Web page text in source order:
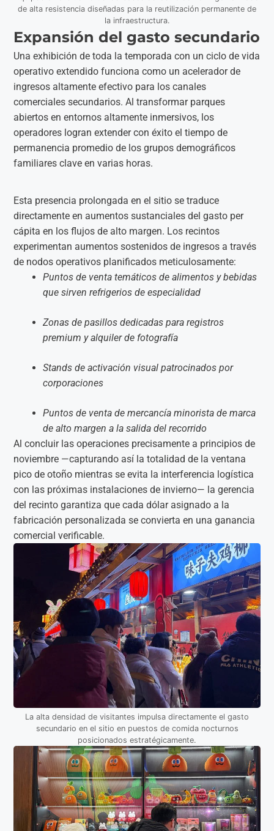
de alta resistencia diseñadas para la reutilización permanente de
la infraestructura.
Expansión del gasto secundario
Una exhibición de toda la temporada con un ciclo de vida
operativo extendido funciona como un acelerador de
ingresos altamente efectivo para los canales
comerciales secundarios. Al transformar parques
abiertos en entornos altamente inmersivos, los
operadores logran extender con éxito el tiempo de
permanencia promedio de los grupos demográficos
familiares clave en varias horas.
Esta presencia prolongada en el sitio se traduce
directamente en aumentos sustanciales del gasto per
cápita en los flujos de alto margen. Los recintos
experimentan aumentos sostenidos de ingresos a través
de nodos operativos planificados meticulosamente:
Puntos de venta temáticos de alimentos y bebidas
que sirven refrigerios de especialidad
Zonas de pasillos dedicadas para registros
premium y alquiler de fotografía
Stands de activación visual patrocinados por
corporaciones
Puntos de venta de mercancía minorista de marca
de alto margen a la salida del recorrido
Al concluir las operaciones precisamente a principios de
noviembre —capturando así la totalidad de la ventana
pico de otoño mientras se evita la interferencia logística
con las próximas instalaciones de invierno— la gerencia
del recinto garantiza que cada dólar asignado a la
fabricación personalizada se convierta en una ganancia
comercial verificable.
La alta densidad de visitantes impulsa directamente el gasto
secundario en el sitio en puestos de comida nocturnos
posicionados estratégicamente.